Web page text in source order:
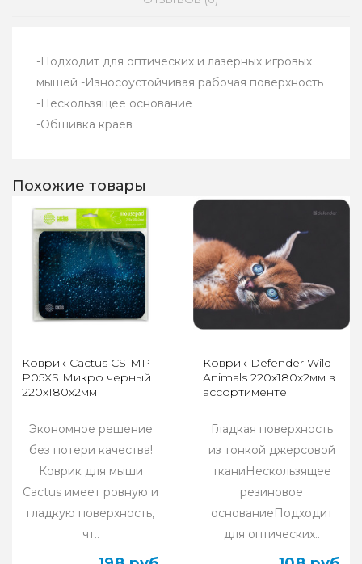
-Подходит для оптических и лазерных игровых
мышей -Износоустойчивая рабочая поверхность
-Нескользящее основание
-Обшивка краёв
Похожие товары
Коврик Cactus CS-MP-
P05XS Микро черный
220x180x2мм
Экономное решение
без потери качества!
Коврик для мыши
Cactus имеет ровную и
гладкую поверхность,
чт..
Коврик Defender Wild
Animals 220x180x2мм в
ассортименте
Гладкая поверхность
из тонкой джерсовой
тканиНескользящее
резиновое
основаниеПодходит
для оптических..